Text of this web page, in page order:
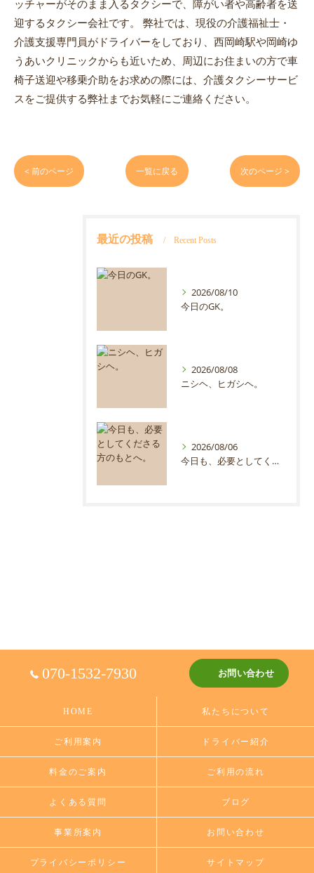
ッチャーがそのまま入るタクシーで、障がい者や高齢者を送
迎するタクシー会社です。 弊社では、現役の介護福祉士・
介護支援専門員がドライバーをしており、西岡崎駅や岡崎ゆ
うあいクリニックからも近いため、周辺にお住まいの方で車
椅子送迎や移乗介助をお求めの際には、介護タクシーサービ
スをご提供する弊社までお気軽にご連絡ください。
< 前のページ 一覧に戻る 次のページ >
最近の投稿 Recent Posts
2026/08/10
今日のGK。
2026/08/08
ニシヘ、ヒガシヘ。
2026/08/06
今日も、必要としてくださる方のもとへ。
070-1532-7930 お問い合わせ
HOME 私たちについて
ご利用案内 ドライバー紹介
料金のご案内 ご利用の流れ
よくある質問 ブログ
事業所案内 お問い合わせ
プライバシーポリシー サイトマップ